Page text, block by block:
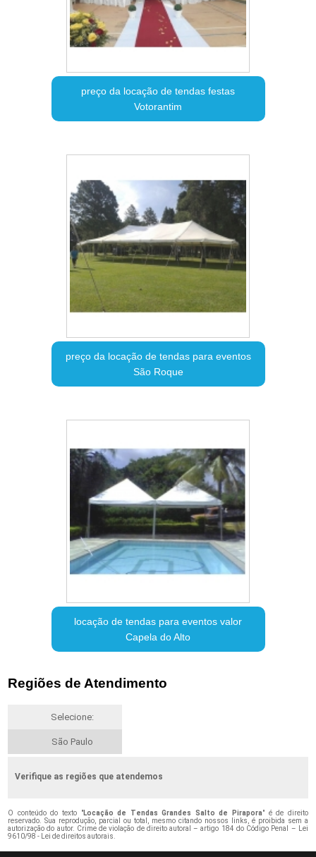
preço da locação de tendas festas
Votorantim
preço da locação de tendas para eventos
São Roque
locação de tendas para eventos valor
Capela do Alto
Regiões de Atendimento
Selecione:
São Paulo
Verifique as regiões que atendemos
O conteúdo do texto "Locação de Tendas Grandes Salto de Pirapora" é de direito
reservado. Sua reprodução, parcial ou total, mesmo citando nossos links, é proibida sem a
autorização do autor. Crime de violação de direito autoral – artigo 184 do Código Penal – Lei
9610/98 - Lei de direitos autorais.